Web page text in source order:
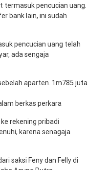
termasuk pencucian uang.
bank lain, ini sudah
pencucian uang telah
ada sengaja
aparten. 1m785 juta
berkas perkara
rekening pribadi
karena senagaja
saksi Feny dan Felly di